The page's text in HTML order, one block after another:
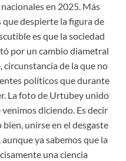
en 2025. Más
que despierte la figura de
es que la sociedad
por un cambio diametral
circunstancia de la que no
políticos que durante
La foto de Urtubey unido
diciendo. Es decir
unirse en el desgaste
ya sabemos que la
una ciencia